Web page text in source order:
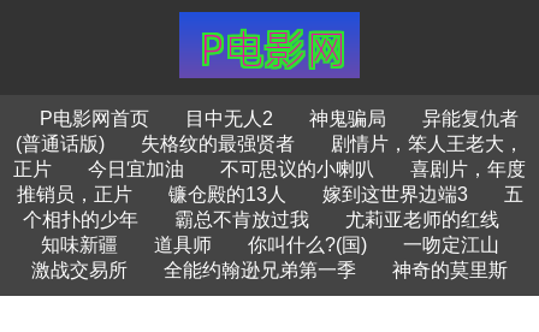
P电影网首页 目中无人2 神鬼骗局
异能复仇者
(普通话版)
失格纹的最强贤者
剧情片，笨人王老大，
正片
今日宜加油 不可思议的小喇叭
喜剧片，年度
推销员，正片
镰仓殿的13人 嫁到这世界边端3
五
个相扑的少年
霸总不肯放过我
尤莉亚老师的红线
知味新疆
道具师 你叫什么?(国)
一吻定江山
激战交易所
全能约翰逊兄弟第一季 神奇的莫里斯